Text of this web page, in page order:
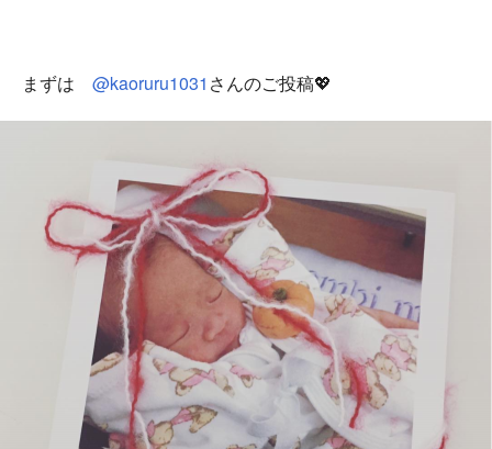
まずは @kaoruru1031 さんのご投稿💖